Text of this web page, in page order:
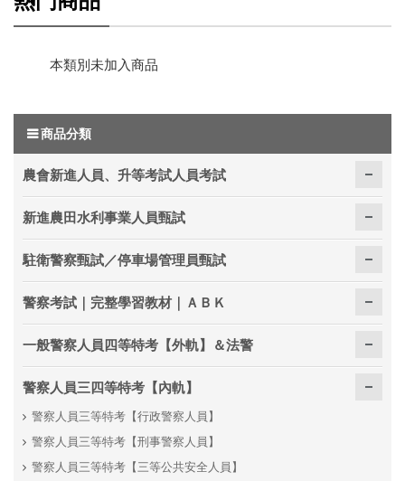
本類別未加入商品
商品分類
農會新進人員、升等考試人員考試
新進農田水利事業人員甄試
駐衛警察甄試／停車場管理員甄試
警察考試｜完整學習教材｜ＡＢＫ
一般警察人員四等特考【外軌】＆法警
警察人員三四等特考【內軌】
警察人員三等特考【行政警察人員】
警察人員三等特考【刑事警察人員】
警察人員三等特考【三等公共安全人員】